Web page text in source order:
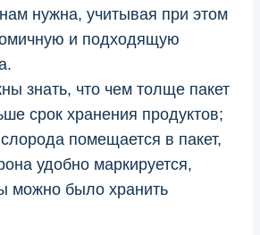
нужна, учитывая при этом
и подходящую
знать, что чем толще пакет
срок хранения продуктов;
помещается в пакет,
удобно маркируется,
можно было хранить